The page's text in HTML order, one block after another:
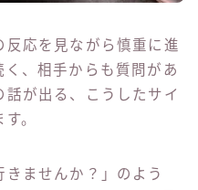
応を見ながら慎重に進
、相手からも質問があ
が出る、こうしたサイ
。
ませんか？」のよう